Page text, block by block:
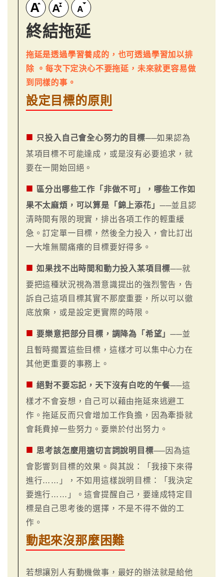
終結拖延
拖延是透過學習養成的，也可透過學習加以排
除 。每次下定決心不要拖延，未來就更容易做
到同樣的事。
設定目標的原則
■ 只投入自己會全心努力的目標──如果認為
某項目標不可能達成，或是沒有必要追求，就
要在一開始回絕。
■ 區分出哪些工作「非做不可」，哪些工作如
果不太麻煩，可以算是「錦上添花」 ──並且認
清時間有限的現實，排出各項工作的輕重緩
急。訂定單一目標，然後全力投入，會比訂出
一大堆無關痛癢的目標要好得多。
■ 如果找不出時間和動力投入某項目標──就
要把這種狀況視為潛意識提出的強烈警告，告
訴自己這項目標其實不那麼重要，所以可以徹
底放棄，或是設定更實際的時限。
■ 要樂意把部分目標，調降為「希望」──並
且暫時擱置這些目標，這樣才可以集中心力在
其他更重要的事務上。
■ 絕對不要忘記，天下沒有白吃的午餐──這
樣才不會妄想，自己可以藉由拖延來逃避工
作。拖延反而只會增加工作負擔，因為牽掛就
會耗費掉一些努力。要樂於付出努力。
■ 思考該怎麼用適切言詞說明目標──因為這
會影響到目標的效果。與其說：「我接下來得
進行……」，不如用這樣說明目標：「我決定
要進行……」。這會提醒自己，要達成特定目
標是自己思考後的選擇，不是不得不做的工
作。
動起來沒那麼困難
若想讓別人有動機做事，最好的辦法就是給他